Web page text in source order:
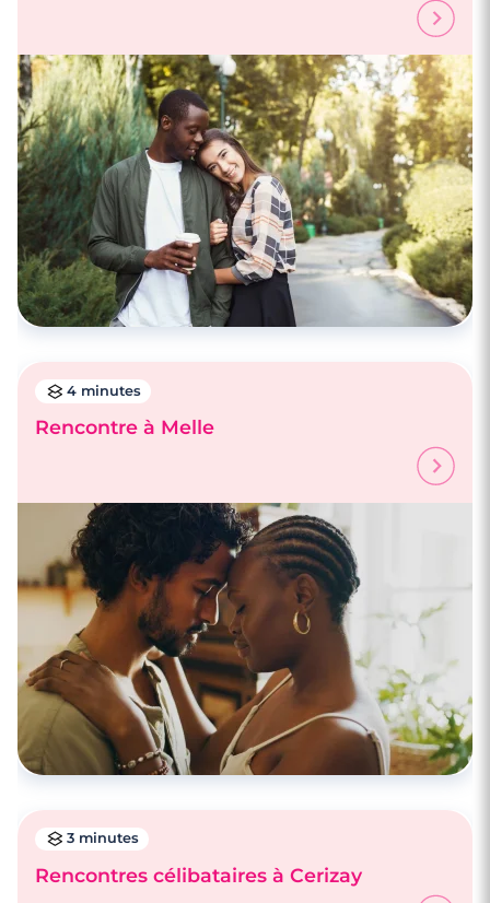
4 minutes
Rencontre à Melle
3 minutes
Rencontres célibataires à Cerizay